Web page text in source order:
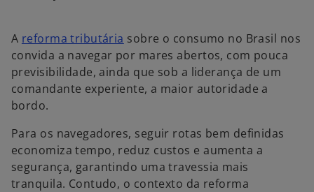
A reforma tributária sobre o consumo no Brasil nos
convida a navegar por mares abertos, com pouca
previsibilidade, ainda que sob a liderança de um
comandante experiente, a maior autoridade a
bordo.
Para os navegadores, seguir rotas bem definidas
economiza tempo, reduz custos e aumenta a
segurança, garantindo uma travessia mais
tranquila. Contudo, o contexto da reforma